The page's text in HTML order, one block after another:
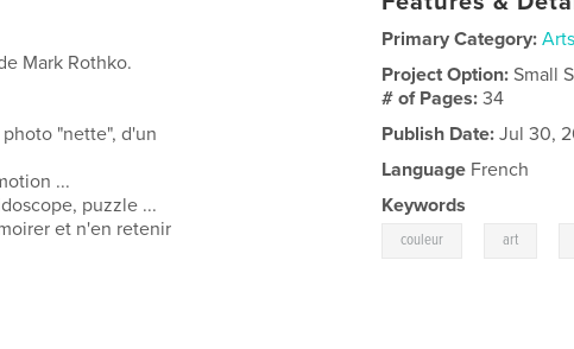
Mark Rothko.
"nette", d'un
...
puzzle ...
et n'en retenir
Primary Category:
Project Option:Small
# of Pages:34
Publish Date: Jul 30,
Language French
Keywords
couleur art